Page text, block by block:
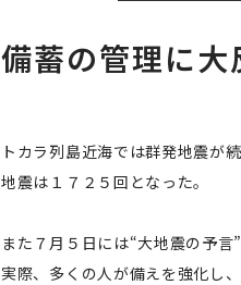
備蓄の管理に大
トカラ列島近海では群発地震が
地震は１７２５回となった。
また７月５日には“大地震の予言
実際、多くの人が備えを強化し